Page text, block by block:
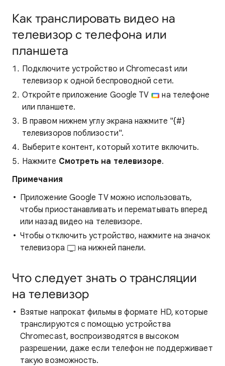
Как транслировать видео на
телевизор с телефона или
планшета
Подключите устройство и Chromecast или
телевизор к одной беспроводной сети.
Откройте приложение Google TV
на телефоне
или планшете.
В правом нижнем углу экрана нажмите "{#}
телевизоров поблизости".
Выберите контент, который хотите включить.
Нажмите Смотреть на телевизоре.
Примечания
Приложение Google TV можно использовать,
чтобы приостанавливать и перематывать вперед
или назад видео на телевизоре.
Чтобы отключить устройство, нажмите на значок
телевизора
на нижней панели.
Что следует знать о трансляции
на телевизор
Взятые напрокат фильмы в формате HD, которые
транслируются с помощью устройства
Chromecast, воспроизводятся в высоком
разрешении, даже если телефон не поддерживает
такую возможность.